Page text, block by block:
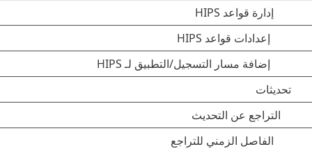
إدارة قواعد HIPS
إعدادات قواعد HIPS
إضافة مسار التسجيل/التطبيق لـ HIPS
تحديثات
التراجع عن التحديث
الفاصل الزمني للتراجع